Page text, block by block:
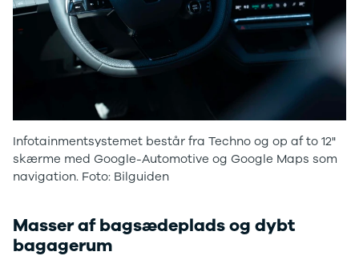
Infotainmentsystemet består fra Techno og op af to 12"
skærme med Google-Automotive og Google Maps som
navigation. Foto: Bilguiden
Masser af bagsædeplads og dybt
bagagerum